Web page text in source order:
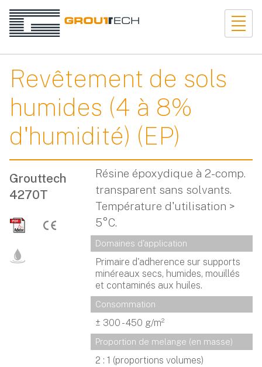
Revêtement de sols
humides (4 à 8%
d'humidité) (EP)
Grouttech
4270T
Résine époxydique à 2-comp.
transparent sans solvants.
Température d'utilisation >
5°C.
Domaines d'application
Primaire d'adherence sur supports
minéreaux secs, humides, mouillés
et contaminés aux huiles.
Consommation
± 300 - 450 g/m²
Proportion de melange (en masse)
2 : 1 (proportions volumes)